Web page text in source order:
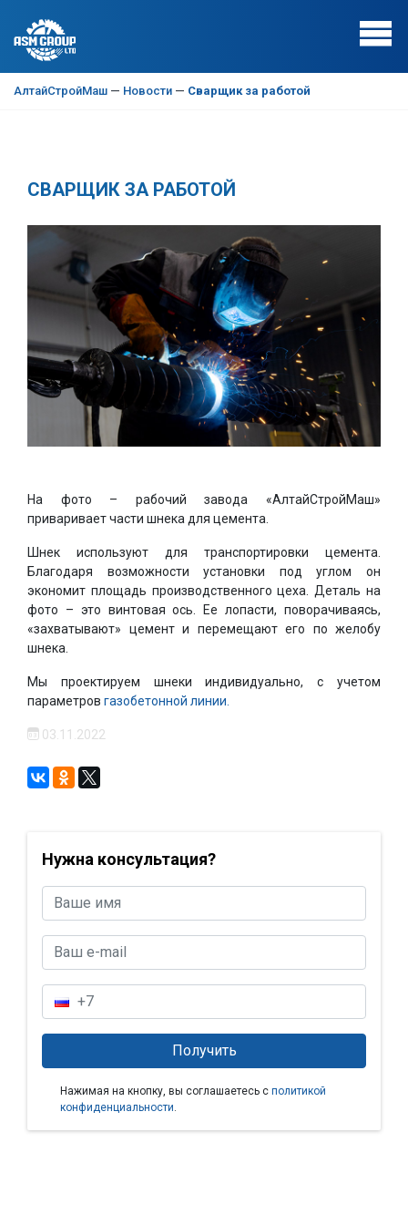
АлтайСтройМаш — Новости — Сварщик за работой
СВАРЩИК ЗА РАБОТОЙ
На фото – рабочий завода «АлтайСтройМаш»
приваривает части шнека для цемента.
Шнек используют для транспортировки цемента.
Благодаря возможности установки под углом он
экономит площадь производственного цеха. Деталь на
фото – это винтовая ось. Ее лопасти, поворачиваясь,
«захватывают» цемент и перемещают его по желобу
шнека.
Мы проектируем шнеки индивидуально, с учетом
параметров газобетонной линии.
03.11.2022
Нужна консультация?
Нажимая на кнопку, вы соглашаетесь с политикой
конфиденциальности